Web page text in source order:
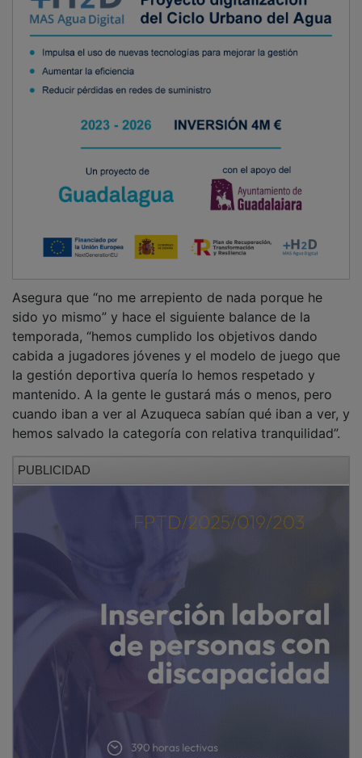
sido yo mismo” y hace el siguiente balance de la
temporada, “hemos cumplido los objetivos dando
cabida a jugadores jóvenes y el modelo de juego que
la gestión deportiva quería lo hemos respetado y
mantenido. A la gente le gustará más o menos, pero
cuando iban a ver al Azuqueca sabían qué iban a ver, y
hemos salvado la categoría con relativa tranquilidad”.